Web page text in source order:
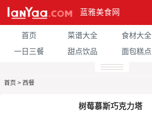
蓝雅美食网
首页 菜谱大全 食材大全
一日三餐
甜点饮品 面包糕点
首页 > 西餐
树莓慕斯巧克力塔